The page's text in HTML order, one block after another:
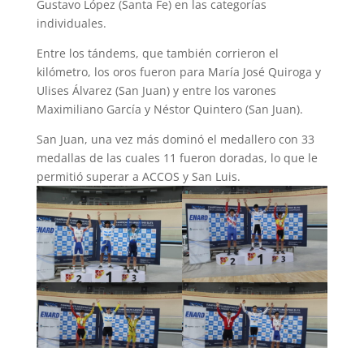
Gustavo López (Santa Fe) en las categorías
individuales.
Entre los tándems, que también corrieron el
kilómetro, los oros fueron para María José Quiroga y
Ulises Álvarez (San Juan) y entre los varones
Maximiliano García y Néstor Quintero (San Juan).
San Juan, una vez más dominó el medallero con 33
medallas de las cuales 11 fueron doradas, lo que le
permitió superar a ACCOS y San Luis.